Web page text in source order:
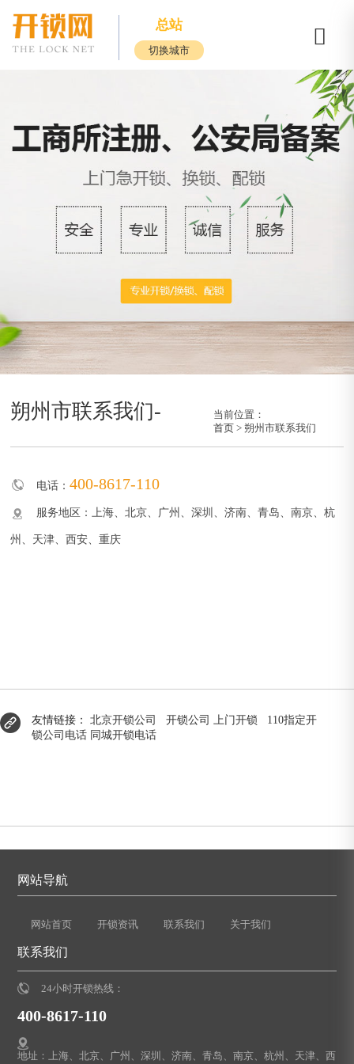
总站
切换城市
朔州市联系我们-
当前位置：
首页
> 朔州市联系我们
电话： 400-8617-110
服务地区：上海、北京、广州、深圳、济南、青岛、南京、杭
州、天津、西安、重庆
友情链接：北京开锁公司 开锁公司 上门开锁
110指定开
锁公司电话 同城开锁电话
网站导航
网站首页 开锁资讯 联系我们 关于我们
联系我们
24小时开锁热线：
400-8617-110
地址：上海、北京、广州、深圳、济南、青岛、南京、杭州、天津、西